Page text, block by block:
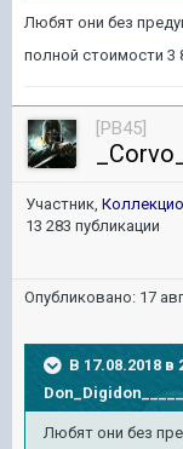
Любят они без
полной стоимости 3
[PB45]
Участник,
13 283 публикации
Опубликовано: 17
В 17.08.2018 в
Любят они без